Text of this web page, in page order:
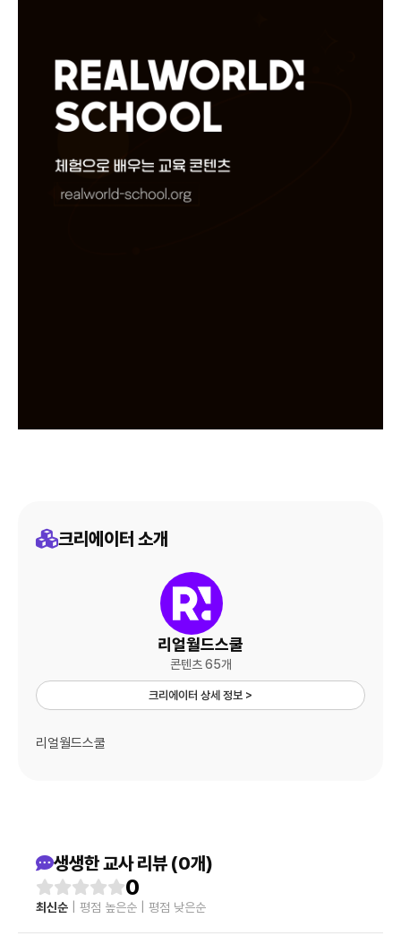
크리에이터 소개
리얼월드스쿨
콘텐츠 65개
크리에이터 상세 정보 >
리얼월드스쿨
생생한 교사 리뷰 (0개)
0
최신순 평점 높은순 평점 낮은순